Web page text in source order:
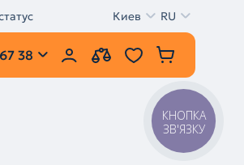
Киев RU
38
КНОПКА
ЗВ'ЯЗКУ